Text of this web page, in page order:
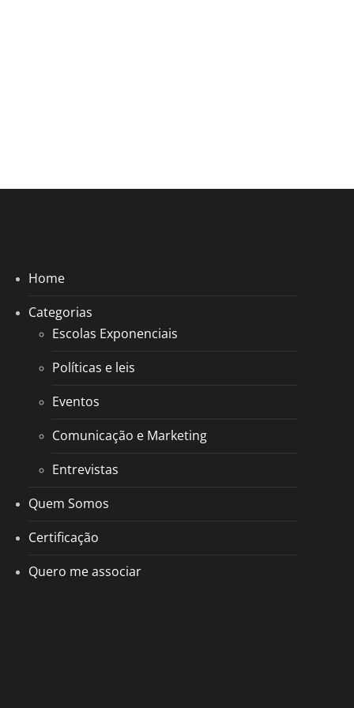
Home
Categorias
Escolas Exponenciais
Políticas e leis
Eventos
Comunicação e Marketing
Entrevistas
Quem Somos
Certificação
Quero me associar